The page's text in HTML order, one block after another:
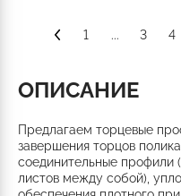
1 ... 3 4
ОПИСАНИЕ
Предлагаем торцевые
завершения торцов
соединительные профили
листов между собой),